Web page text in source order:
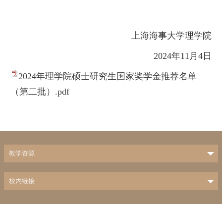
上海海事大学理学院
2024年11月4日
2024年理学院硕士研究生国家奖学金推荐名单
（第二批）.pdf
教学资源
校内链接